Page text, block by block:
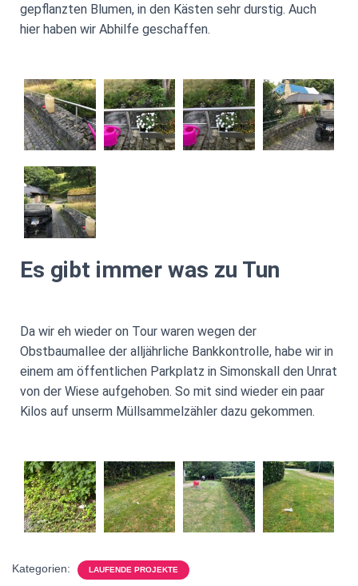
gepflanzten Blumen, in den Kästen sehr durstig. Auch
hier haben wir Abhilfe geschaffen.
Es gibt immer was zu Tun
Da wir eh wieder on Tour waren wegen der
Obstbaumallee der alljährliche Bankkontrolle, habe wir in
einem am öffentlichen Parkplatz in Simonskall den Unrat
von der Wiese aufgehoben. So mit sind wieder ein paar
Kilos auf unserm Müllsammelzähler dazu gekommen.
Kategorien: LAUFENDE PROJEKTE